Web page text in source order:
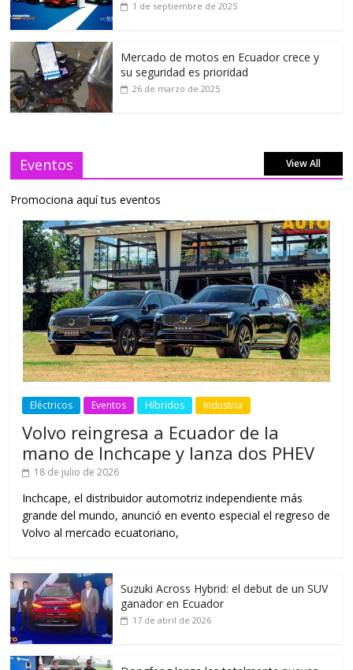
1 de septiembre de 2025
Mercado de motos en Ecuador crece y
su seguridad es prioridad
26 de marzo de 2025
Eventos View All
Promociona aquí tus eventos
Eléctricos Eventos Híbridos Industria
Volvo reingresa a Ecuador de la
mano de Inchcape y lanza dos PHEV
18 de julio de 2026
Inchcape, el distribuidor automotriz independiente más
grande del mundo, anunció en evento especial el regreso de
Volvo al mercado ecuatoriano,
Suzuki Across Hybrid: el debut de un SUV
ganador en Ecuador
17 de abril de 2026